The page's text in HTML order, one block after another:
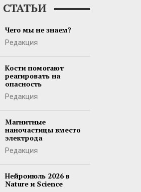
СТАТЬИ
Чего мы не знаем?
Редакция
Кости помогают
реагировать на
опасность
Редакция
Магнитные
наночастицы вместо
электрода
Редакция
Нейроиюль 2026 в
Nature и Science